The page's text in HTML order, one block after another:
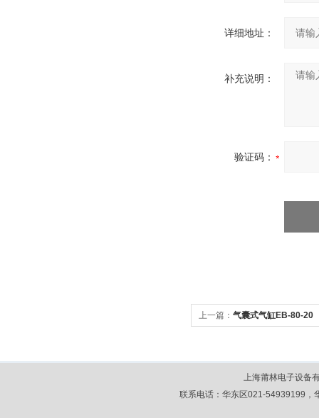
详细地址：
补充说明：
验证码：
上一篇： 气囊式气缸EB-80-20
上海莆林电子设
联系电话：华东区021-54939199